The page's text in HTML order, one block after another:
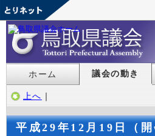
ホーム 議会の動き
上へ ｜
平成29年12月19日（開